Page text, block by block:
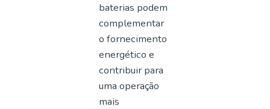
baterias podem
complementar
o fornecimento
energético e
contribuir para
uma operação
mais